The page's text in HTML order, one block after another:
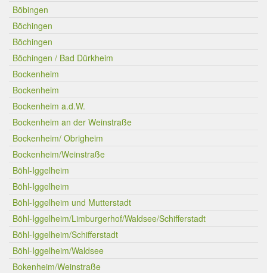
Böbingen
Böchingen
Böchingen
Böchingen / Bad Dürkheim
Bockenheim
Bockenheim
Bockenheim a.d.W.
Bockenheim an der Weinstraße
Bockenheim/ Obrigheim
Bockenheim/Weinstraße
Böhl-Iggelheim
Böhl-Iggelheim
Böhl-Iggelheim und Mutterstadt
Böhl-Iggelheim/Limburgerhof/Waldsee/Schifferstadt
Böhl-Iggelheim/Schifferstadt
Böhl-Iggelheim/Waldsee
Bokenheim/Weinstraße